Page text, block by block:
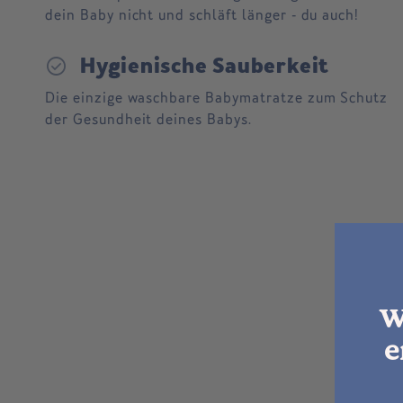
dein Baby nicht und schläft länger - du auch!
check_circle Hygienische Sauberkeit
Die einzige waschbare Babymatratze zum Schutz
der Gesundheit deines Babys.